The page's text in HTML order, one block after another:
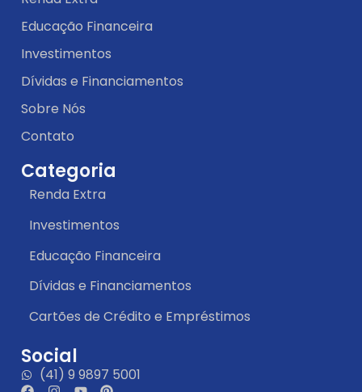
Educação Financeira
Investimentos
Dívidas e Financiamentos
Sobre Nós
Contato
Categoria
Renda Extra
Investimentos
Educação Financeira
Dívidas e Financiamentos
Cartões de Crédito e Empréstimos
Social
(41) 9 9897 5001